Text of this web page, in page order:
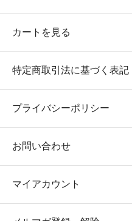
カートを見る
特定商取引法に基づく表記
プライバシーポリシー
お問い合わせ
マイアカウント